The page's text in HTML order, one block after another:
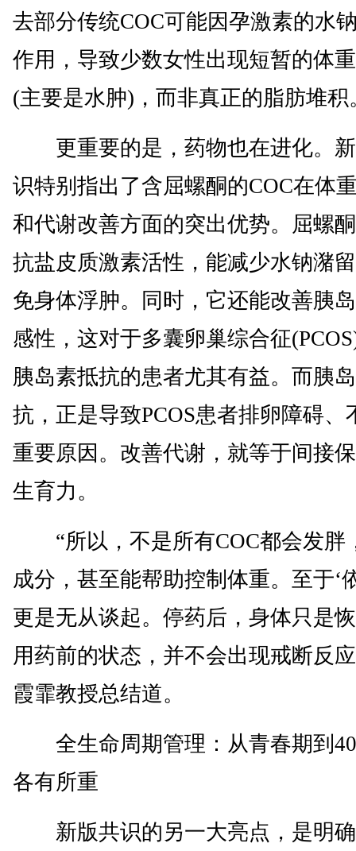
去部分传统COC可能因孕激素的水
作用，导致少数女性出现短暂的体
(主要是水肿)，而非真正的脂肪堆积
更重要的是，药物也在进化。
识特别指出了含屈螺酮的COC在体
和代谢改善方面的突出优势。屈螺
抗盐皮质激素活性，能减少水钠潴
免身体浮肿。同时，它还能改善胰
感性，这对于多囊卵巢综合征
胰岛素抵抗的患者尤其有益。而胰
抗，正是导致PCOS患者排卵障碍、
重要原因。改善代谢，就等于间接
生育力。
“所以，不是所有COC都会发胖
成分，甚至能帮助控制体重。至于‘
更是无从谈起。停药后，身体只是
用药前的状态，并不会出现戒断反
霞霏教授总结道。
全生命周期管理：从青春期到
各有所重
新版共识的另一大亮点，是明